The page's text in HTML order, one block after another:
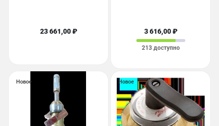
23 661,00 ₽ 3 616,00 ₽
213 доступно
Новое Новое